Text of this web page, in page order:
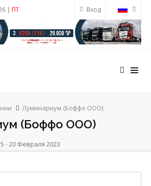
Вход
| ПТ
Луминариум (Боффо ООО)
(Боффо ООО)
- 20 Февраля 2023